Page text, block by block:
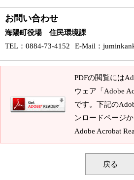
お問い合わせ
海陽町役場 住民環境課
TEL ：0884-73-4152 E-Mail ：
PDFの閲覧には
ウェア「Adobe
です。下記の
ンロードページ
Adobe Acrobat
戻る